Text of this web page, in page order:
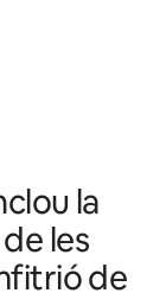
la
les
de